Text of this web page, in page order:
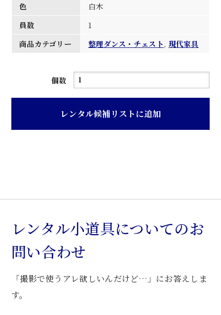
色
白木
員数
1
商品カテゴリー
整理ダンス・チェスト, 現代家具
個数
白
三
チ
ェ
ス
個
レンタル候補リストに追加
レンタル小道具についてのお
問い合わせ
「撮影で使うアレ欲しいんだけど…」にお答えしま
す。